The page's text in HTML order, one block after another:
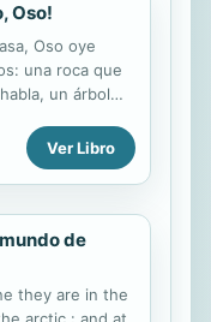
Oso!
Oso oye
una roca que
un árbol
cover.
Ver Libro
de
they are in the